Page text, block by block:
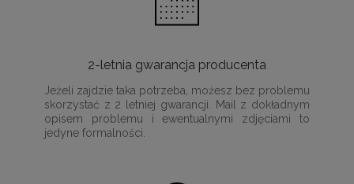
2-letnia gwarancja producenta
Jeżeli zajdzie taka potrzeba, możesz bez problemu
skorzystać z 2 letniej gwarancji. Mail z dokładnym
opisem problemu i ewentualnymi zdjęciami to
jedyne formalności.